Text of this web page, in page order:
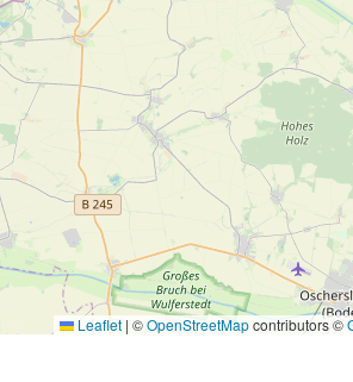
Leaflet | ©OpenStreetMapcontributors ©